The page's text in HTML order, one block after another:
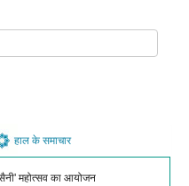
हाल के समाचार
महोत्सव का आयोजन